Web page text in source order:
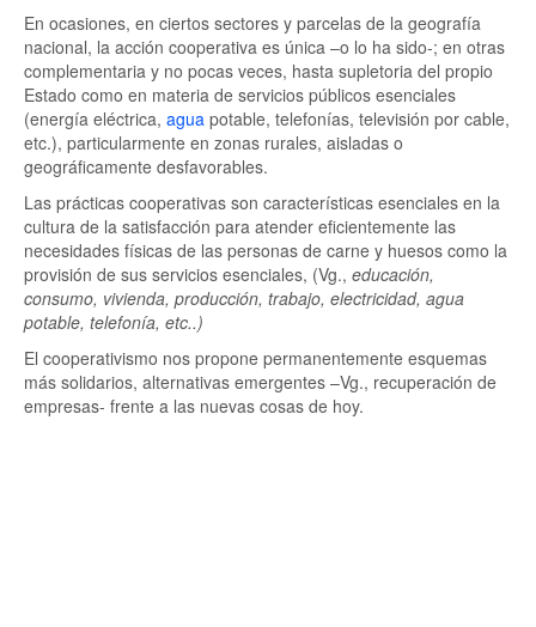
En ocasiones, en ciertos sectores y parcelas de la geografía
nacional, la acción cooperativa es única –o lo ha sido-; en otras
complementaria y no pocas veces, hasta supletoria del propio
Estado como en materia de servicios públicos esenciales
(energía eléctrica, agua potable, telefonías, televisión por cable,
etc.), particularmente en zonas rurales, aisladas o
geográficamente desfavorables.
Las prácticas cooperativas son características esenciales en la
cultura de la satisfacción para atender eficientemente las
necesidades físicas de las personas de carne y huesos como la
provisión de sus servicios esenciales, (Vg., educación,
consumo, vivienda, producción, trabajo, electricidad, agua
potable, telefonía, etc..)
El cooperativismo nos propone permanentemente esquemas
más solidarios, alternativas emergentes –Vg., recuperación de
empresas- frente a las nuevas cosas de hoy.